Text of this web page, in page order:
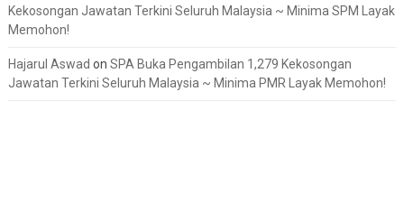
Kekosongan Jawatan Terkini Seluruh Malaysia ~ Minima SPM Layak
Memohon!
Hajarul Aswad on SPA Buka Pengambilan 1,279 Kekosongan
Jawatan Terkini Seluruh Malaysia ~ Minima PMR Layak Memohon!